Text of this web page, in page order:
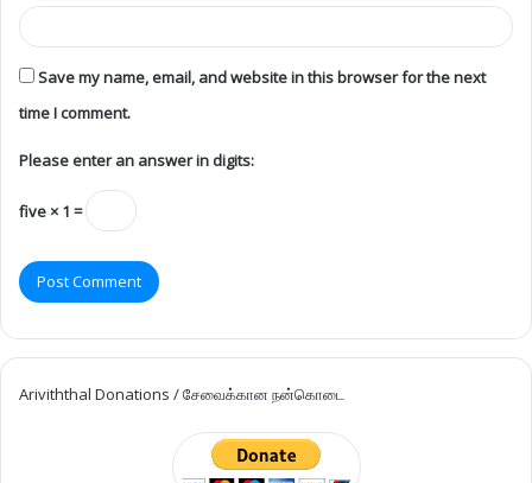
Save my name, email, and website in this browser for the next
time I comment.
Please enter an answer in digits:
five × 1 =
Ariviththal Donations / சேவைக்கான நன்கொடை